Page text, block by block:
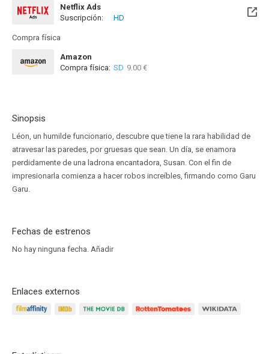
Netflix Ads
Suscripción:
HD
Compra física
Amazon
Compra física: SD 9.00 €
Sinopsis
Léon, un humilde funcionario, descubre que tiene la rara habilidad de
atravesar las paredes, por gruesas que sean. Un día, se enamora
perdidamente de una ladrona encantadora, Susan. Con el fin de
impresionarla comienza a hacer robos increíbles, firmando como Garu
Garu.
Fechas de estrenos
No hay ninguna fecha. Añadir
Enlaces externos